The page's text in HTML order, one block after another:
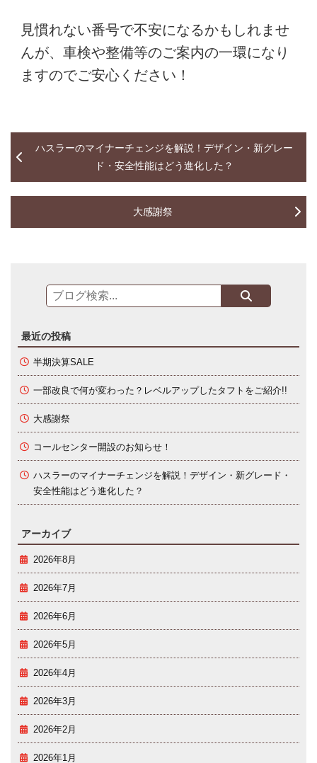
見慣れない番号で不安になるかもしれませ
んが、車検や整備等のご案内の一環になり
ますのでご安心ください！
ハスラーのマイナーチェンジを解説！デザイン・新グレー
ド・安全性能はどう進化した？
大感謝祭
最近の投稿
半期決算SALE
一部改良で何が変わった？レベルアップしたタフトをご紹介!!
大感謝祭
コールセンター開設のお知らせ！
ハスラーのマイナーチェンジを解説！デザイン・新グレード・
安全性能はどう進化した？
アーカイブ
2026年8月
2026年7月
2026年6月
2026年5月
2026年4月
2026年3月
2026年2月
2026年1月